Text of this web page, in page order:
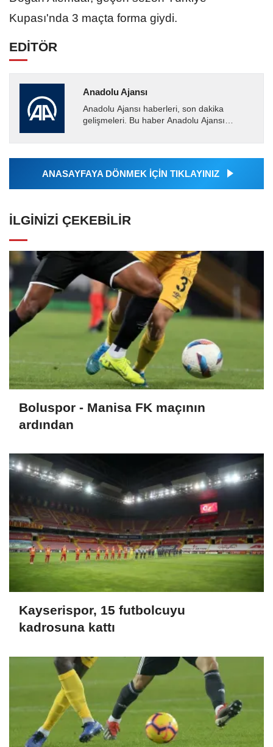
Kupası'nda 3 maçta forma giydi.
EDİTÖR
Anadolu Ajansı
Anadolu Ajansı haberleri, son dakika
gelişmeleri. Bu haber Anadolu Ajansı
tarafından geçilen tüm...
ANASAYFAYA DÖNMEK İÇİN TIKLAYINIZ
İLGINIZI ÇEKEBILIR
Boluspor - Manisa FK maçının
ardından
Kayserispor, 15 futbolcuyu
kadrosuna kattı